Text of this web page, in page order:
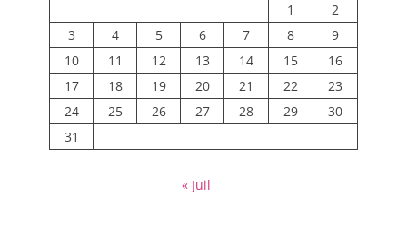
1
2
3
4 5 6 7 8
9
10
11 12 13 14 15
16
17
18 19 20 21 22
23
24
25 26 27 28 29
30
31
« Juil